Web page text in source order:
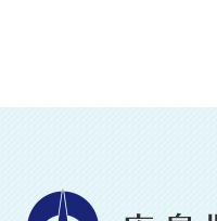
広